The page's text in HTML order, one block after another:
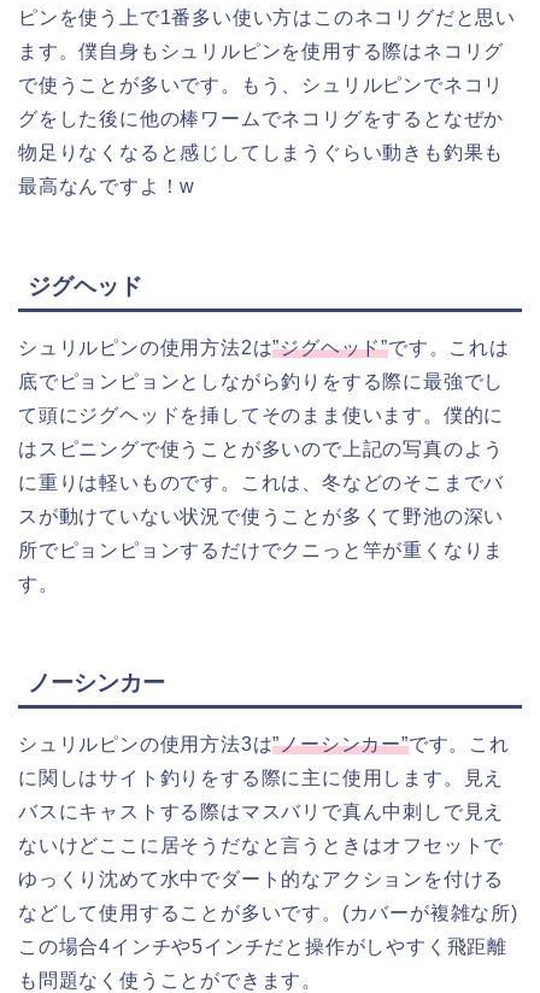
ピンを使う上で1番多い使い方はこのネコリグだと思い
ます。僕自身もシュリルピンを使用する際はネコリグ
で使うことが多いです。もう、シュリルピンでネコリ
グをした後に他の棒ワームでネコリグをするとなぜか
物足りなくなると感じしてしまうぐらい動きも釣果も
最高なんですよ！w
ジグヘッド
シュリルピンの使用方法2は”ジグヘッド”です。これは
底でピョンピョンとしながら釣りをする際に最強でし
て頭にジグヘッドを挿してそのまま使います。僕的に
はスピニングで使うことが多いので上記の写真のよう
に重りは軽いものです。これは、冬などのそこまでバ
スが動けていない状況で使うことが多くて野池の深い
所でピョンピョンするだけでクニっと竿が重くなりま
す。
ノーシンカー
シュリルピンの使用方法3は”ノーシンカー”です。これ
に関しはサイト釣りをする際に主に使用します。見え
バスにキャストする際はマスバリで真ん中刺しで見え
ないけどここに居そうだなと言うときはオフセットで
ゆっくり沈めて水中でダート的なアクションを付ける
などして使用することが多いです。(カバーが複雑な所)
この場合4インチや5インチだと操作がしやすく飛距離
も問題なく使うことができます。